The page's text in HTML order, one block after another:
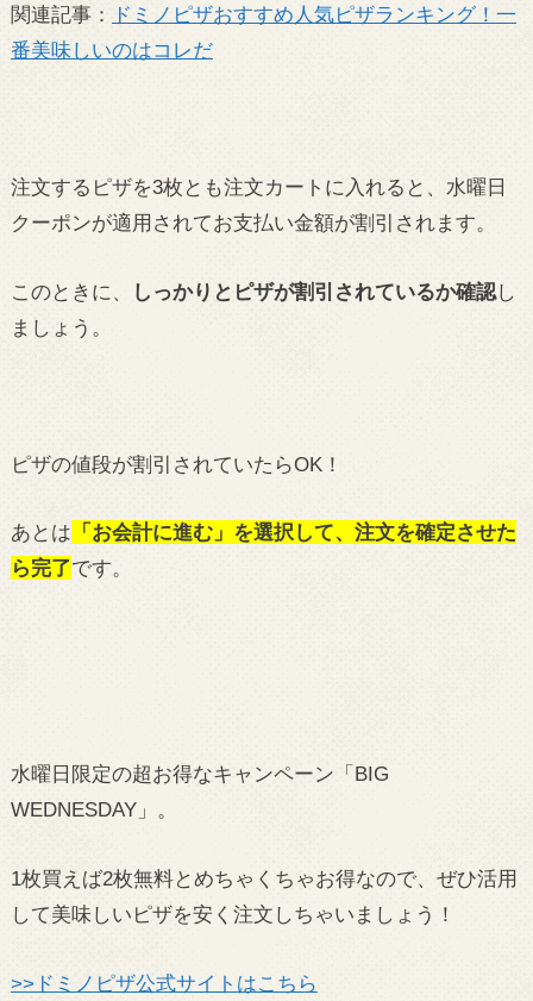
関連記事：
ドミノピザおすすめ人気ピザランキング！一
番美味しいのはコレだ
注文するピザを3枚とも注文カートに入れると、水曜日
クーポンが適用されてお支払い金額が割引されます。
このときに、 しっかりとピザが割引されているか確認し
ましょう。
ピザの値段が割引されていたらOK！
あとは 「お会計に進む」を選択して、注文を確定させた
ら完了です。
水曜日限定の超お得なキャンペーン「BIG
WEDNESDAY」。
1枚買えば2枚無料とめちゃくちゃお得なので、ぜひ活用
して美味しいピザを安く注文しちゃいましょう！
>>ドミノピザ公式サイトはこちら